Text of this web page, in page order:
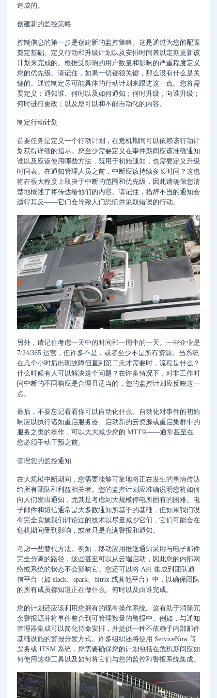
造成的。
创建新的监控策略
控制信息的第一步是创建新的监控策略。这是通过为您的配置
奠定基础、定义行动和升级计划以及安排时间表以定期更新该
计划来完成的。根据受影响的用户数量和影响的严重程度定义
您的优先级。请记住，如果一切都很关键，那么没有什么是关
键的。通过制定尽可能具体的行动计划来跟进这一点。您将需
要定义：通知谁、何时以及如何通知；何时升级，向谁升级；
何时进行更改；以及您可以和不能自动化的内容。
制定行动计划
首要任务是定义一个行动计划，在危机期间可以依赖该行动计
划获得详细的指示。您至少需要定义在事件期间应该准确通知
谁以及应该使用哪些方法，既用于初始通知，也需要定义升级
时间表。在通知管理人员之前，中断应该持续多长时间？这也
将在很大程度上取决于中断的范围和优先级，因此请确保您清
楚地概述了将传达给他们的内容。请记住，措辞不当的通知会
适得其反——它们会导致人们恐慌并采取错误的行动。
另外，请记住考虑一天中的时间和一周中的一天。一些企业是
7/24/365 运营，但许多不是，或者至少不是所有资源。当系统
在几个小时后出现故障但直到第二天才需要时，流程是什么？
什么时候有人可以解决这个问题？在许多情况下，对非工作时
间中断的不同响应是合理且适当的，您的监控计划应反映这一
点。
最后，不要忘记看看你可以自动化什么。自动化对事件的初始
响应以执行诸如重启服务器、启动新的云资源或重启集群中的
服务之类的操作，可以大大减少您的 MTTR——通常甚至在
您必须手动干预之前。
管理您的监控通知
在大规模中断期间，您需要能够可靠地将正在发生的事情传达
给所有团队和利益相关者。您的监控计划应准确说明您将如何
向人们发出通知，尤其是考虑到大规模停电所固有的困难。电
子邮件和短信通常是大多数通知所基于的基础，但如果我们没
有完全实施我们讨论过的技术以尽量减少它们，它们可能会在
危机期间受到影响，或者只是充满警报和通知。
考虑一些替代方法。例如，移动应用推送通知采用与电子邮件
完全分离的路径，这些甚至可以从云端启动，因此您的内部网
络或系统的状态不会影响它。您还可以将 API 集成到团队通
信平台（如 slack、spark、bitrix 或其他平台）中，以确保团队
的所有成员都知道正在做什么、何时以及由谁完成。
您的计划还应该利用您拥有的现有操作系统。这有助于消除冗
余警报源并将事件整合到可管理数量的警报中。例如，与通知
管理器集成可以简化待命安排，并提供一种不依赖于内部邮件
基础设施的警报分发方式。许多组织还将使用 ServiceNow 等
票务或 ITSM 系统，您需要确保您的计划包括在危机期间应如
何使用这些工具以及如何将它们与您的监控和警报系统集成。